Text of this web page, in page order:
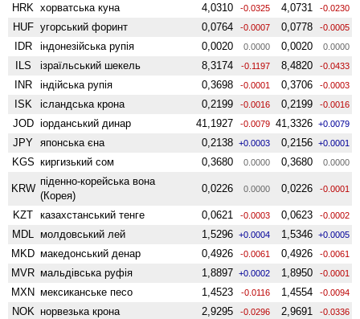
HRK хорватська куна 4,0310 -0.0325 4,0731 -0.0230
HUF угорський форинт 0,0764 -0.0007 0,0778 -0.0005
IDR індонезійська рупія 0,0020 0.0000 0,0020 0.0000
ILS ізраїльський шекель 8,3174 -0.1197 8,4820 -0.0433
INR індійська рупія 0,3698 -0.0001 0,3706 -0.0003
ISK ісландська крона 0,2199 -0.0016 0,2199 -0.0016
JOD іорданський динар 41,1927 -0.0079 41,3326 +0.0079
JPY японська єна 0,2138 +0.0003 0,2156 +0.0001
KGS киргизький сом 0,3680 0.0000 0,3680 0.0000
KRW
піденно-корейська вона
(Корея)
0,0226 0.0000 0,0226 -0.0001
KZT казахстанський тенге 0,0621 -0.0003 0,0623 -0.0002
MDL молдовський лей 1,5296 +0.0004 1,5346 +0.0005
MKD македонський денар 0,4926 -0.0061 0,4926 -0.0061
MVR мальдівська руфія 1,8897 +0.0002 1,8950 -0.0001
MXN мексиканське песо 1,4523 -0.0116 1,4554 -0.0094
NOK норвезька крона 2,9295 -0.0296 2,9691 -0.0336